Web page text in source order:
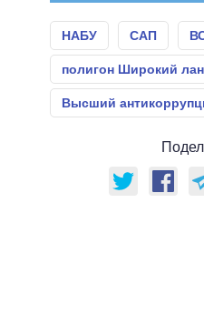
НАБУ САП
полигон Широкий лан
Высший